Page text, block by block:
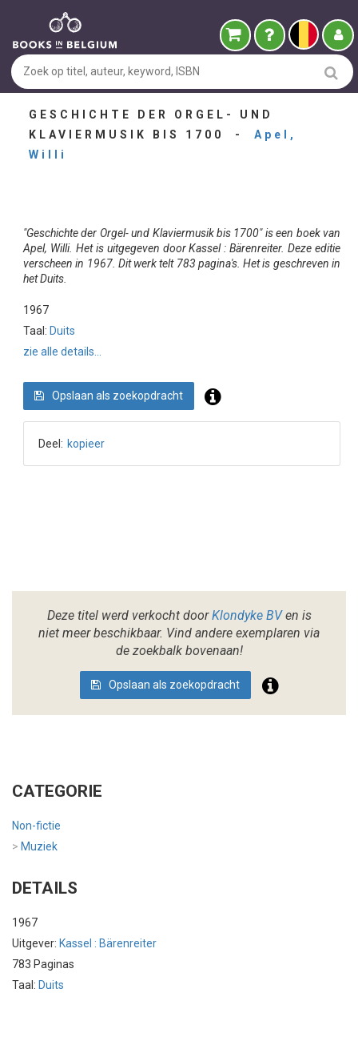
GESCHICHTE DER ORGEL- UND
KLAVIERMUSIK BIS 1700 - Apel,
Willi
"Geschichte der Orgel- und Klaviermusik bis 1700" is een boek van
Apel, Willi. Het is uitgegeven door Kassel : Bärenreiter. Deze editie
verscheen in 1967. Dit werk telt 783 pagina's. Het is geschreven in
het Duits.
1967
Taal: Duits
zie alle details...
Opslaan als zoekopdracht
Deel: kopieer
Deze titel werd verkocht doorKlondyke BVen is
niet meer beschikbaar. Vind andere exemplaren via
de zoekbalk bovenaan!
Opslaan als zoekopdracht
CATEGORIE
Non-fictie
> Muziek
DETAILS
1967
Uitgever: Kassel : Bärenreiter
783 Paginas
Taal: Duits